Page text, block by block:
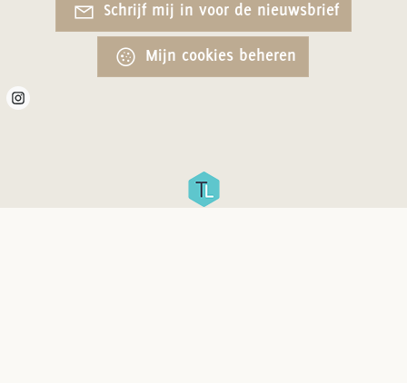
Schrijf mij in voor de nieuwsbrief
Mijn cookies beheren